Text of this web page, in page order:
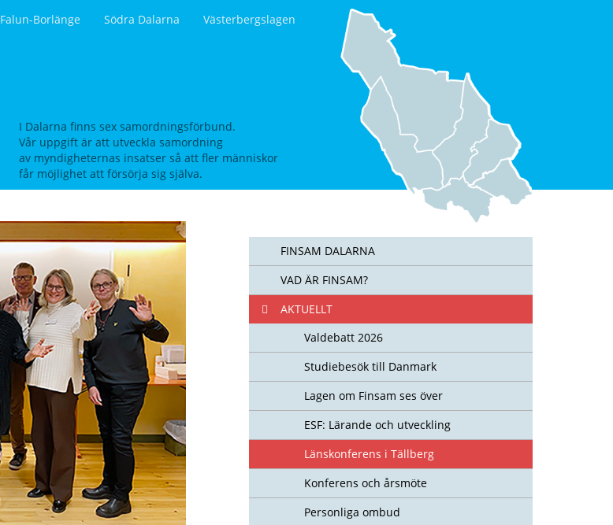
Falun-Borlänge Södra Dalarna Västerbergslagen
I Dalarna finns sex samordningsförbund.
Vår uppgift är att utveckla samordning
av myndigheternas insatser så att fler människor
får möjlighet att försörja sig själva.
FINSAM DALARNA
VAD ÄR FINSAM?
AKTUELLT
Valdebatt 2026
Studiebesök till Danmark
Lagen om Finsam ses över
ESF: Lärande och utveckling
Länskonferens i Tällberg
Konferens och årsmöte
Personliga ombud